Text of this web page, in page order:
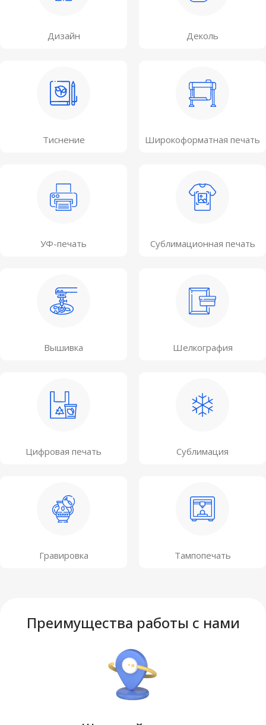
Дизайн Деколь
Тиснение Широкоформатная печать
УФ-печать Сублимационная печать
Вышивка Шелкография
Цифровая печать Сублимация
Гравировка Тампопечать
Преимущества работы с нами